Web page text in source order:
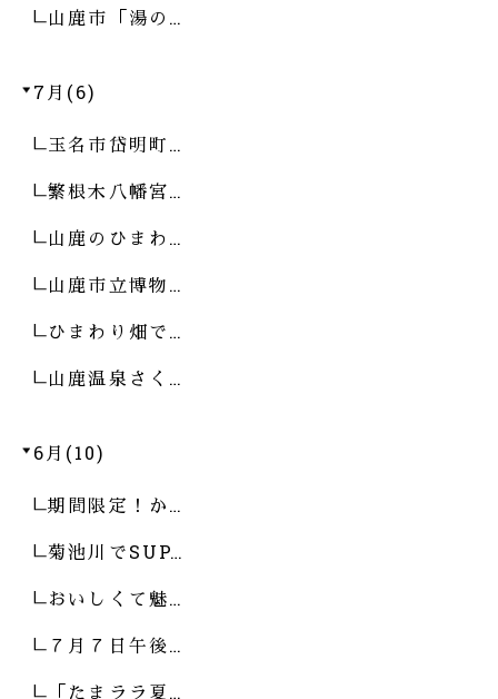
山鹿市「湯の…
7月(6)
玉名市岱明町…
繁根木八幡宮…
山鹿のひまわ…
山鹿市立博物…
ひまわり畑で…
山鹿温泉さく…
6月(10)
期間限定！か…
菊池川でSUP…
おいしくて魅…
７月７日午後…
「たまララ夏…